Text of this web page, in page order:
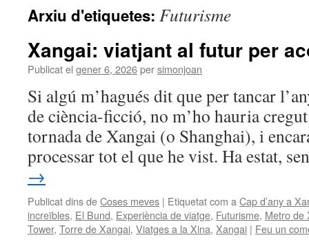
Arxiu d'etiquetes: Futurisme
Xangai: viatjant al futur per
Publicat el gener 6, 2026persimonjoan
Si algú m’hagués dit que per tancar
de ciència-ficció, no m’ho hauria
tornada de Xangai (o Shanghai), i
processar tot el que he vist. Ha estat,
→
Publicat dins deCoses meves | Etiquetat com a Cap d’any a
increïbles, El Bund, Experiència de viatge, Futurisme, Metro de
Tower, Torre de Xangai, Viatges a la Xina, Xangai | Feu un